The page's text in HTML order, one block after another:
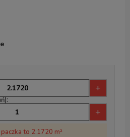
+
+
to 2.1720 m²